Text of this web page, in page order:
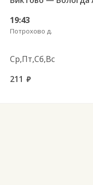
19:43
Потрохово д.
Ср,Пт,Сб,Вс
211 руб.